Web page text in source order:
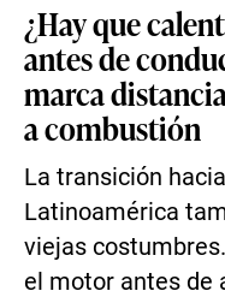
¿Hay que
antes de
marca
a combustión
La transición
Latinoamérica
viejas
el motor antes de